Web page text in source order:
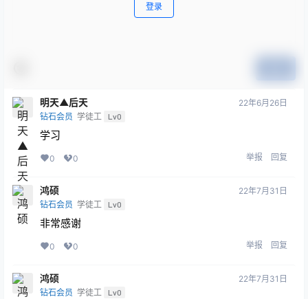
登录
明天▲后天
钻石会员 学徒工 Lv0
22年6月26日
学习
0 0 举报 回复
鸿硕
钻石会员 学徒工 Lv0
22年7月31日
非常感谢
0 0 举报 回复
鸿硕
钻石会员 学徒工 Lv0
22年7月31日